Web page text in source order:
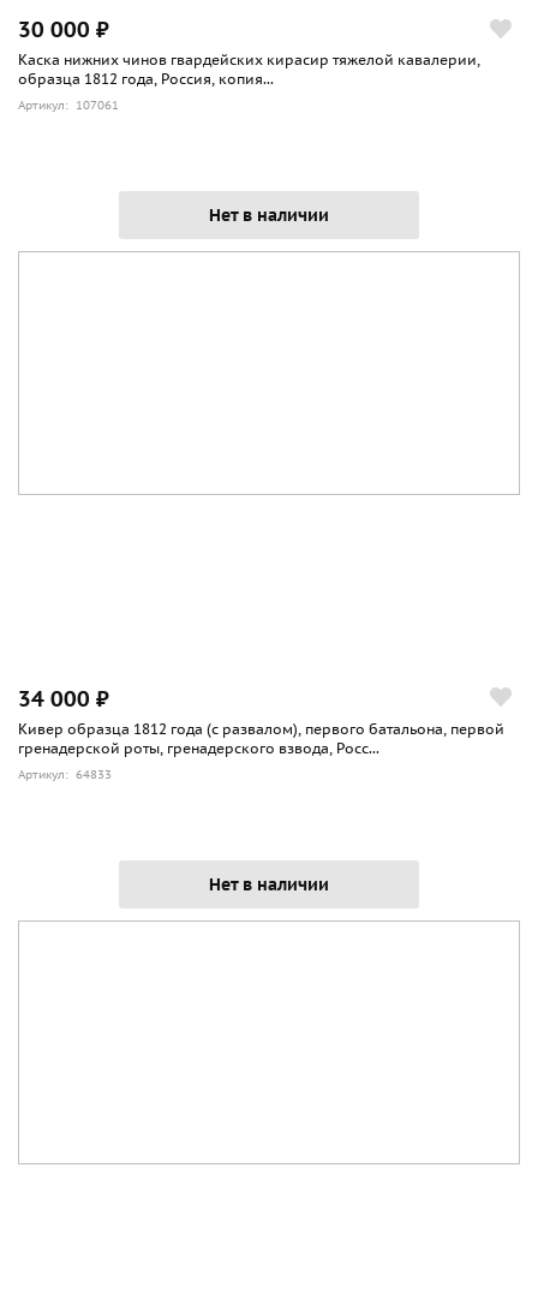
30 000 ₽
Каска нижних чинов гвардейских кирасир тяжелой кавалерии,
образца 1812 года, Россия, копия...
Артикул: 107061
Нет в наличии
34 000 ₽
Кивер образца 1812 года (с развалом), первого батальона, первой
гренадерской роты, гренадерского взвода, Росс...
Артикул: 64833
Нет в наличии